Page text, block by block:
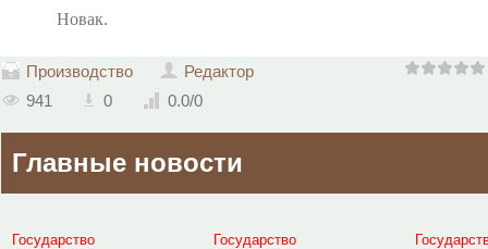
Новак.
Производство
Редактор
941
0 0.0/0
Главные новости
Государство Государство